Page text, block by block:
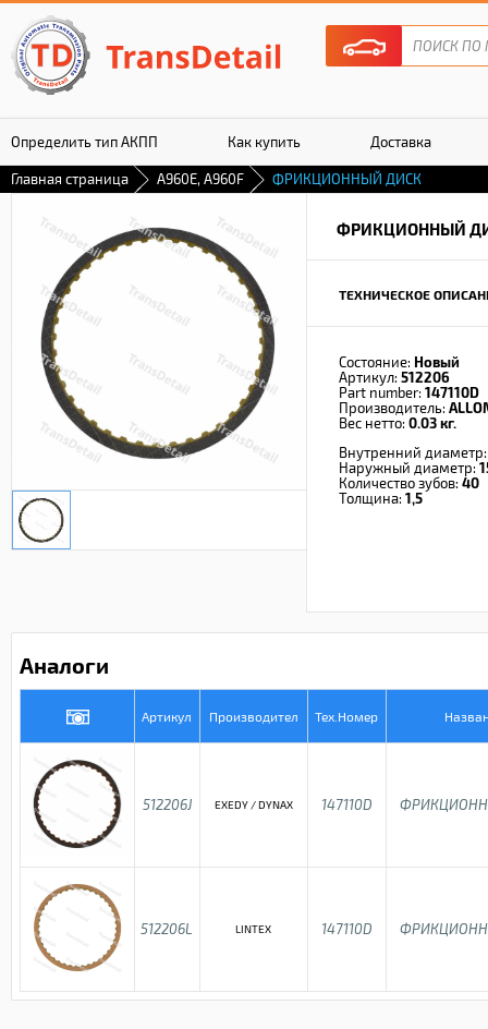
Определить тип АКПП Как купить Доставка
Гарантия
Главная страница A960E, A960F ФРИКЦИОННЫЙ ДИСК
ФРИКЦИОННЫЙ
ТЕХНИЧЕСКОЕ
Состояние: Новый
Артикул: 512206
Part number: 147110D
Производитель:
Вес нетто: 0.03 кг.
Внутренний
Наружный диаметр:
Количество зубов: 40
Толщина: 1,5
Аналоги
Артикул Производител Тех.Номер
512206J EXEDY / DYNAX 147110D
512206L LINTEX 147110D